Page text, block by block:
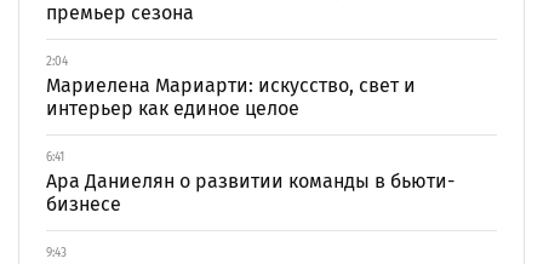
премьер сезона
2:04
Мариелена Мариарти: искусство, свет и
интерьер как единое целое
6:41
Ара Даниелян о развитии команды в бьюти-
бизнесе
9:43